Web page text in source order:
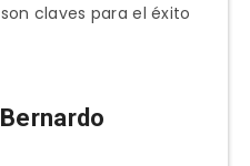
claves para el éxito